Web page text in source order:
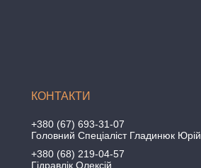
+380 (67) 693-31-07
Головний Спеціаліст Гладинюк Юрій
+380 (68) 219-04-57
Гідравлік Олексій